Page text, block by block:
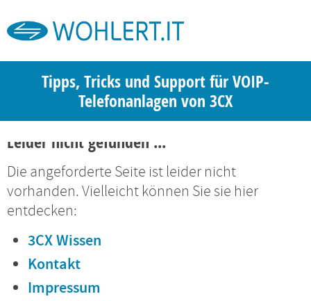
Tipps, Tricks und Support für VOIP-
Telefonanlagen von 3CX
Leider nicht gefunden ...
Die angeforderte Seite ist leider nicht
vorhanden. Vielleicht können Sie sie hier
entdecken:
3CX Wissen
Kontakt
Impressum